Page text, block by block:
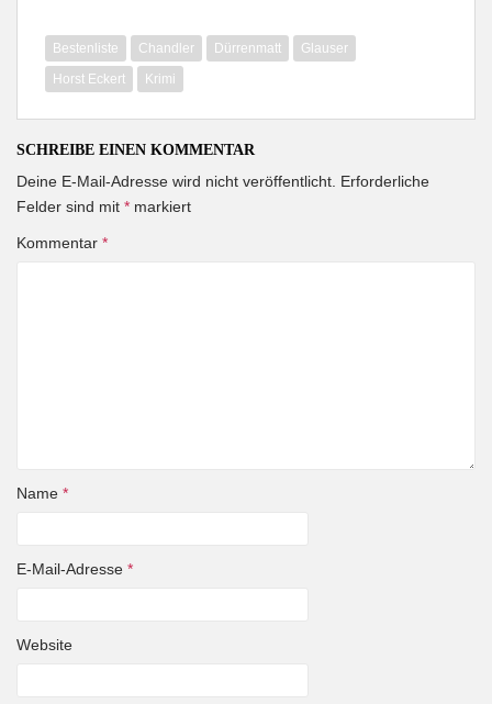
Bestenliste Chandler Dürrenmatt
Glauser
Horst Eckert
Krimi
SCHREIBE EINEN KOMMENTAR
Deine E-Mail-Adresse wird nicht veröffentlicht. Erforderliche
Felder sind mit * markiert
Kommentar *
Name *
E-Mail-Adresse *
Website